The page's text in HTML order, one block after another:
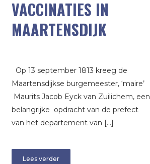
VACCINATIES IN
MAARTENSDIJK
Op 13 september 1813 kreeg de
Maartensdijkse burgemeester, ‘maire’
Maurits Jacob Eyck van Zuilichem, een
belangrijke opdracht van de prefect
van het departement van […]
Lees verder